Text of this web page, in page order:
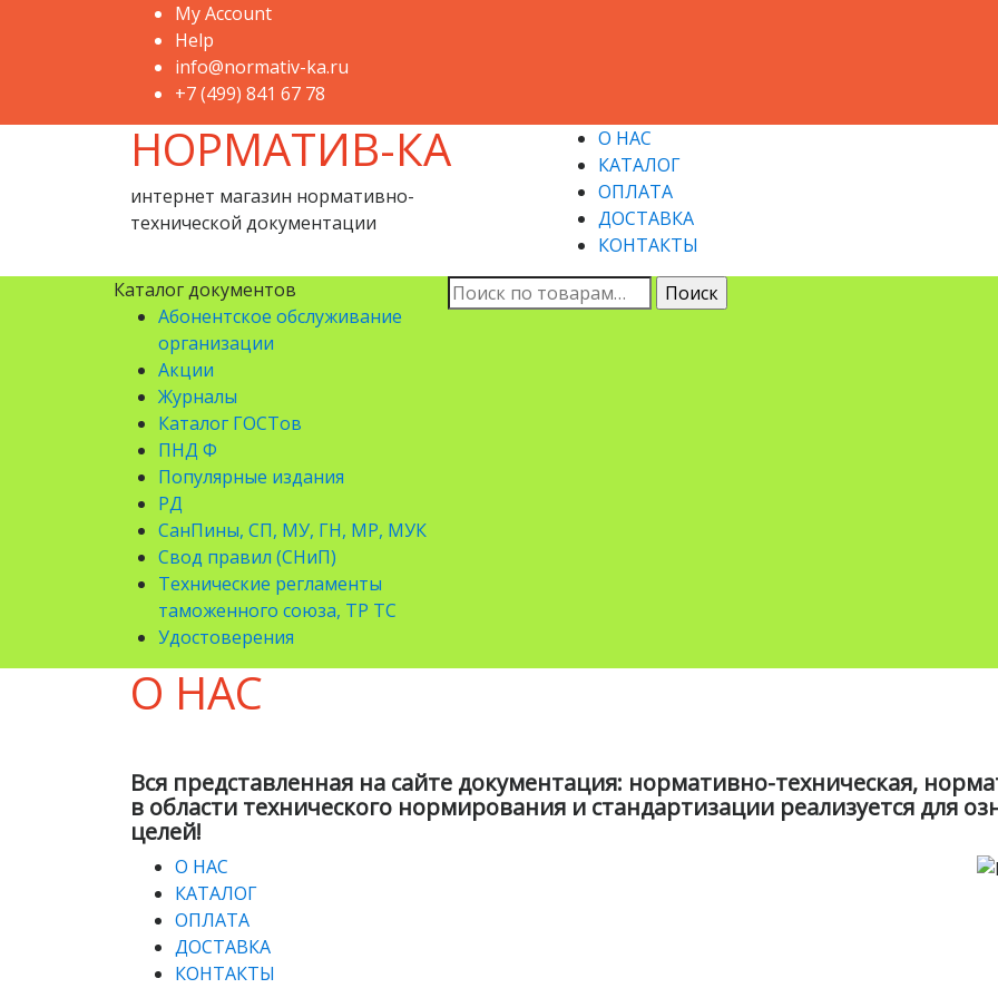
My Account
Help
info@normativ-ka.ru
+7 (499) 841 67 78
НОРМАТИВ-КА
интернет магазин нормативно-
технической документации
О НАС
КАТАЛОГ
ОПЛАТА
ДОСТАВКА
КОНТАКТЫ
Каталог документов
Абонентское обслуживание
организации
Акции
Журналы
Каталог ГОСТов
ПНД Ф
Популярные издания
РД
СанПины, СП, МУ, ГН, МР, МУК
Свод правил (СНиП)
Технические регламенты
таможенного союза, ТР ТС
Удостоверения
Искать: Поиск
О НАС
Вся представленная на сайте документация: нормативно-техническая,
в области технического нормирования и стандартизации реализуется для
целей!
О НАС
КАТАЛОГ
ОПЛАТА
ДОСТАВКА
КОНТАКТЫ